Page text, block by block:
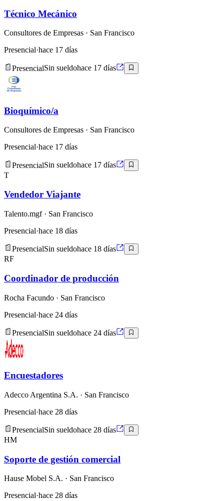
Técnico Mecánico
Consultores de Empresas · San Francisco
Presencial·hace 17 días
PresencialSin sueldohace 17 días
Bioquímico/a
Consultores de Empresas · San Francisco
Presencial·hace 17 días
PresencialSin sueldohace 17 días
T
Vendedor Viajante
Talento.mgf· San Francisco
Presencial·hace 18 días
PresencialSin sueldohace 18 días
RF
Coordinador de producción
Rocha Facundo · San Francisco
Presencial·hace 24 días
PresencialSin sueldohace 24 días
Encuestadores
Adecco Argentina S.A. · San Francisco
Presencial·hace 28 días
PresencialSin sueldohace 28 días
HM
Soporte de gestión comercial
Hause Mobel S.A. · San Francisco
Presencial·hace 28 días